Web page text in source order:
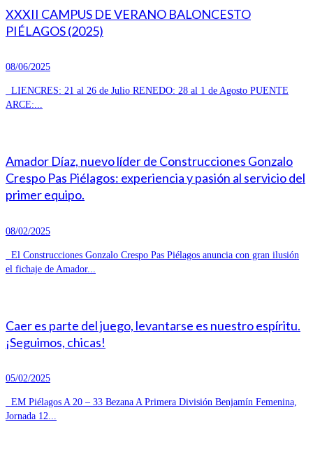
XXXII CAMPUS DE VERANO BALONCESTO
PIÉLAGOS (2025)
08/06/2025
LIENCRES: 21 al 26 de Julio RENEDO: 28 al 1 de Agosto PUENTE
ARCE:...
Amador Díaz, nuevo líder de Construcciones Gonzalo
Crespo Pas Piélagos: experiencia y pasión al servicio del
primer equipo.
08/02/2025
El Construcciones Gonzalo Crespo Pas Piélagos anuncia con gran ilusión
el fichaje de Amador...
Caer es parte del juego, levantarse es nuestro espíritu.
¡Seguimos, chicas!
05/02/2025
EM Piélagos A 20 – 33 Bezana A Primera División Benjamín Femenina,
Jornada 12...